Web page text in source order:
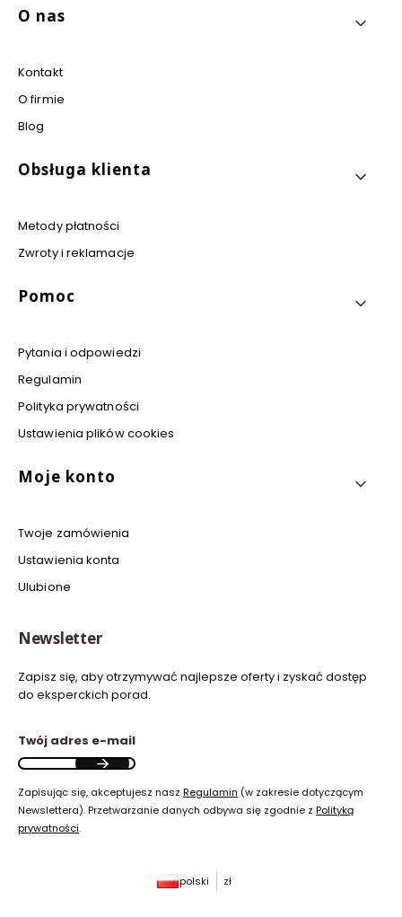
Linki w stopce
O nas
Kontakt
O firmie
Blog
Obsługa klienta
Metody płatności
Zwroty i reklamacje
Pomoc
Pytania i odpowiedzi
Regulamin
Polityka prywatności
Ustawienia plików cookies
Moje konto
Twoje zamówienia
Ustawienia konta
Ulubione
Newsletter
Zapisz się, aby otrzymywać najlepsze oferty i zyskać dostęp
do eksperckich porad.
Twój adres e-mail
Zapisując się, akceptujesz nasz Regulamin (w zakresie dotyczącym
Newslettera). Przetwarzanie danych odbywa się zgodnie z Polityką
prywatności.
polski zł